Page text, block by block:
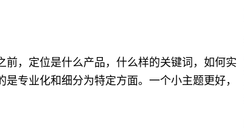
，定位是什么产品，什么样的关键词，如何实
专业化和细分为特定方面。一个小主题更好，